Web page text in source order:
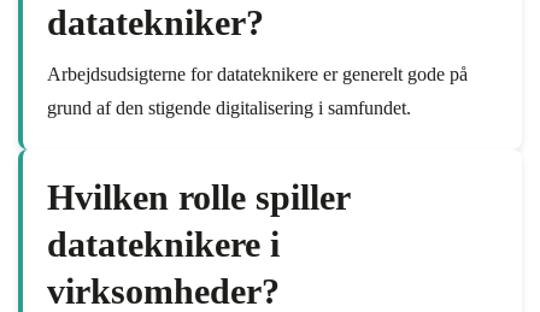
datatekniker?
Arbejdsudsigterne for datateknikere er generelt gode på
grund af den stigende digitalisering i samfundet.
Hvilken rolle spiller
datateknikere i
virksomheder?